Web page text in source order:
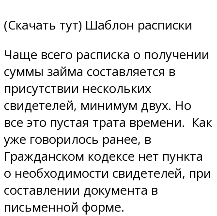
(Скачать тут) Шаблон расписки
Чаще всего расписка о получении
суммы займа составляется в
присутствии нескольких
свидетелей, минимум двух. Но
все это пустая трата времени. Как
уже говорилось ранее, в
Гражданском кодексе нет пункта
о необходимости свидетелей, при
составлении документа в
письменной форме.